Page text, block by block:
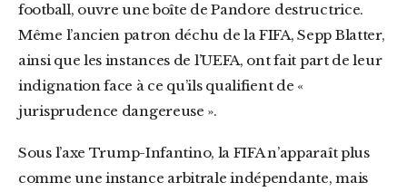
football, ouvre une boîte de Pandore destructrice.
Même l’ancien patron déchu de la FIFA, Sepp Blatter,
ainsi que les instances de l’UEFA, ont fait part de leur
indignation face à ce qu’ils qualifient de «
jurisprudence dangereuse ».
Sous l’axe Trump-Infantino, la FIFA n’apparaît plus
comme une instance arbitrale indépendante, mais